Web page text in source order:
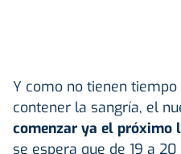
Y como no tienen
contener la sangría, el
comenzar ya el próximo
se espera que de 19 a